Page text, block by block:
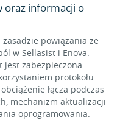
oraz informacji o
powiązania ze
w Sellasist i Enova.
jest zabezpieczona
protokołu
łącza podczas
mechanizm aktualizacji
oprogramowania.